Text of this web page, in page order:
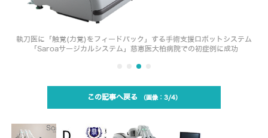
執刀医に「触覚(力覚)をフィードバック」する手術支援ロボットシステム
「Saroaサージカルシステム」慈恵医大柏病院での初症例に成功
この記事へ戻る 3/4